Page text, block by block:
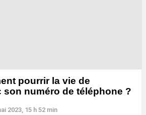
pourrir la vie de
son numéro de téléphone ?
2023, 15 h 52 min